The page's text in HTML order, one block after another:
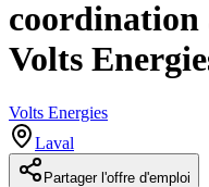
Volts
Volts Energies
Laval
Partager l'offre d'emploi